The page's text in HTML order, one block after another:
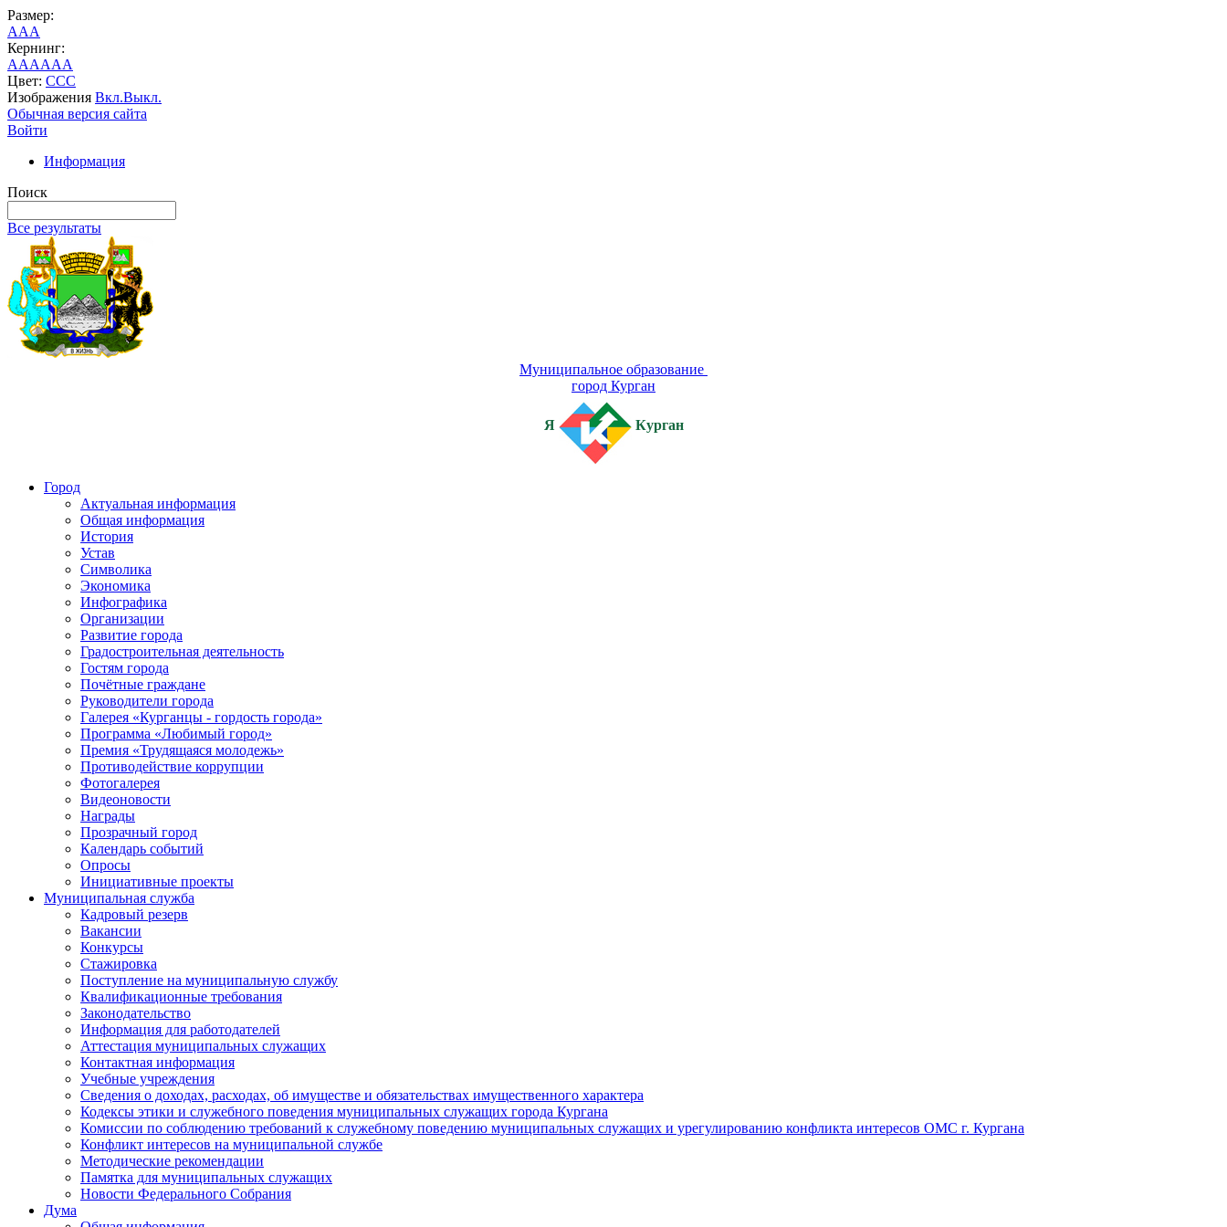
Размер:
AAA
Кернинг:
AAAAAA
Цвет: CCC
Изображения Вкл.Выкл.
Обычная версия сайта
Войти
Информация
Поиск
Все результаты
Муниципальное образование
город Курган
Я Курган
Город
Актуальная информация
Общая информация
История
Устав
Символика
Экономика
Инфографика
Организации
Развитие города
Градостроительная деятельность
Гостям города
Почётные граждане
Руководители города
Галерея «Курганцы - гордость города»
Программа «Любимый город»
Премия «Трудящаяся молодежь»
Противодействие коррупции
Фотогалерея
Видеоновости
Награды
Прозрачный город
Календарь событий
Опросы
Инициативные проекты
Муниципальная служба
Кадровый резерв
Вакансии
Конкурсы
Стажировка
Поступление на муниципальную службу
Квалификационные требования
Законодательство
Информация для работодателей
Аттестация муниципальных служащих
Контактная информация
Учебные учреждения
Сведения о доходах, расходах, об имуществе и обязательствах имущественного характера
Кодексы этики и служебного поведения муниципальных служащих города Кургана
Комиссии по соблюдению требований к служебному поведению муниципальных служащих и урегулированию конфликта интересов ОМС г. Кургана
Конфликт интересов на муниципальной службе
Методические рекомендации
Памятка для муниципальных служащих
Новости Федерального Cобрания
Дума